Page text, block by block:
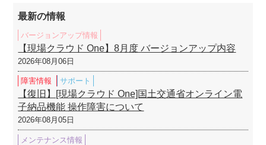
最新の情報
バージョンアップ情報
【現場クラウド One】8月度 バージョンアップ内容
2026年08月06日
障害情報 サポート
【復旧】[現場クラウド One]国土交通省オンライン電
子納品機能 操作障害について
2026年08月05日
メンテナンス情報